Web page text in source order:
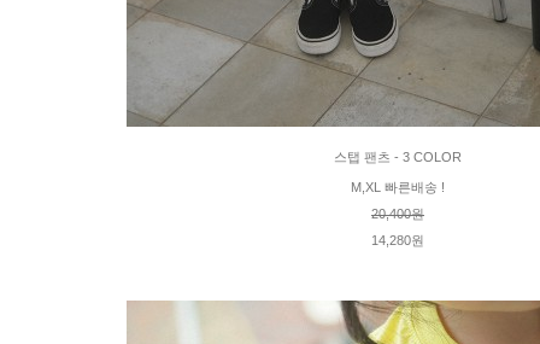
스탭 팬츠 - 3 COLOR
M,XL 빠른배송 !
20,400원
14,280원